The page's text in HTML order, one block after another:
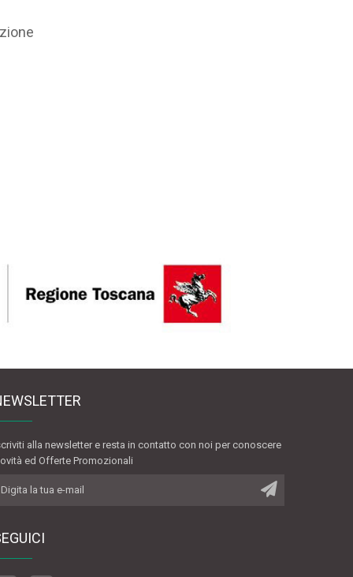
alla newsletter e resta in contatto con noi per conoscere
ed Offerte Promozionali